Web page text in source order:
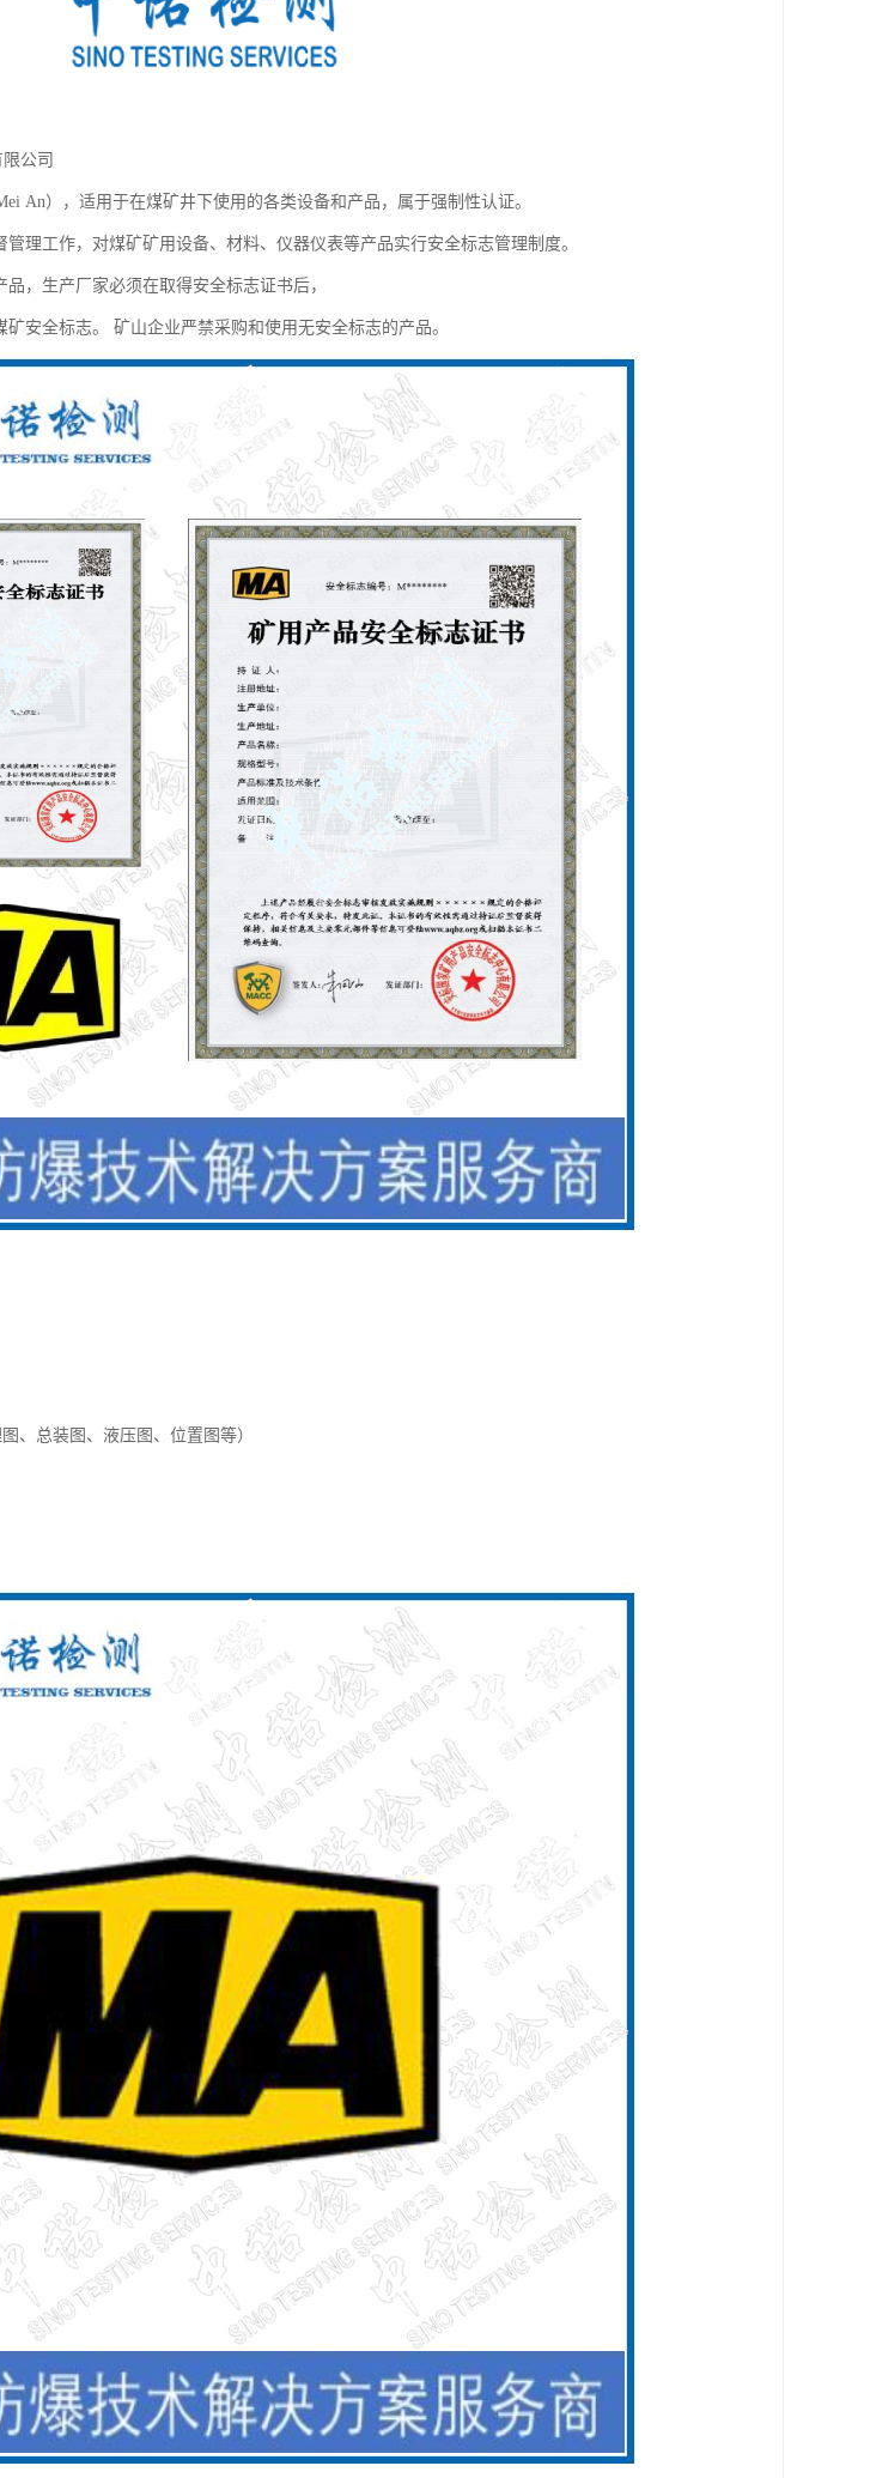
公司
An），适用于在煤矿井下使用的各类设备和产品，属于强制性认证。
理工作，对煤矿矿用设备、材料、仪器仪表等产品实行安全标志管理制度。
，生产厂家必须在取得安全标志证书后，
安全标志。 矿山企业严禁采购和使用无安全标志的产品。
、总装图、液压图、位置图等）